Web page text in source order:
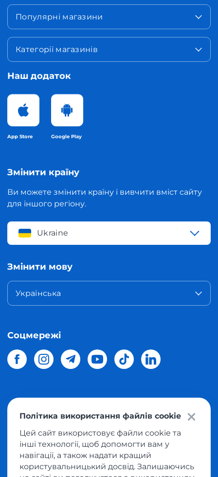
Популярні магазини
Категорії магазинів
Наш додаток
App Store Google Play
Змінити країну
Ви можете змінити країну і вивчити вміст сайту
для іншого регіону.
Ukraine
Змінити мову
Українська
Соцмережі
магазинів світу в Україну.Всі права захищені
Політика конфіденційності
Публічна оферта
Умови користування сервісом викупу товарів
Політика використання файлів cookie
Цей сайт використовує файли cookie та
інші технології, щоб допомогти вам у
навігації, а також надати кращий
користувальницький досвід. Залишаючись